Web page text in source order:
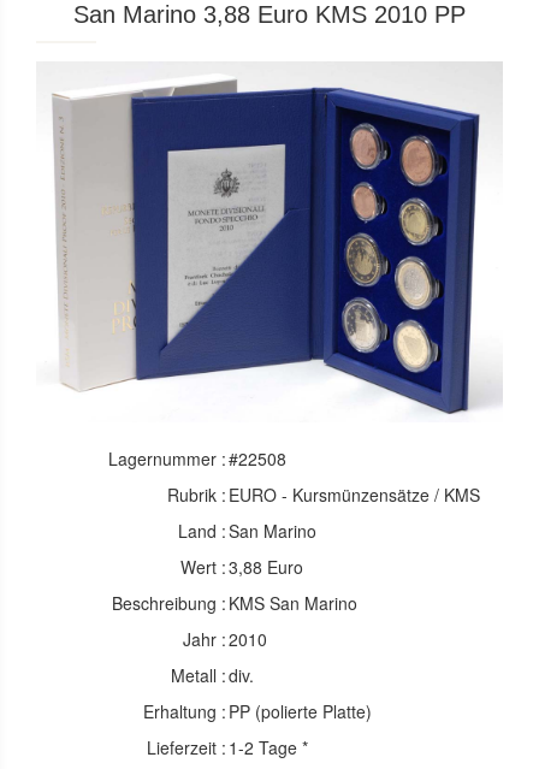
San Marino 3,88 Euro KMS 2010 PP
Lagernummer :#22508
Rubrik : EURO - Kursmünzensätze / KMS
Land :San Marino
Wert :3,88 Euro
Beschreibung : KMS San Marino
Jahr :2010
Metall :div.
Erhaltung : PP (polierte Platte)
Lieferzeit : 1-2 Tage *